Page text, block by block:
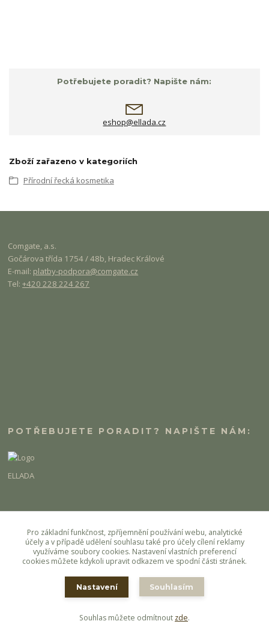
Potřebujete poradit? Napište nám:
eshop@ellada.cz
Zboží zařazeno v kategoriích
Přírodní řecká kosmetika
Comgate, a.s.
Gočárova třída 1754 / 48b, Hradec Králové
E-mail: platby-podpora@comgate.cz
Tel:+420 228 224 267
POTŘEBUJETE PORADIT? NAPIŠTE NÁM:
ELLADA
eshop@ellada.cz
Vytvořeno na
Eshop-rychle.cz
Pro základní funkčnost, zpříjemnění používání webu, analytické
účely a v případě udělení souhlasu také pro účely cílení reklamy
využíváme soubory cookies. Nastavení vlastních preferencí
cookies můžete kdykoli upravit odkazem ve spodní části stránek.
Nastavení Souhlasím
Souhlas můžete odmítnout zde.